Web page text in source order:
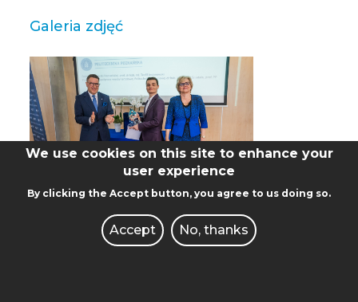
Galeria zdjęć
We use cookies on this site to enhance your
user experience
By clicking the Accept button, you agree to us doing so.
Accept No, thanks